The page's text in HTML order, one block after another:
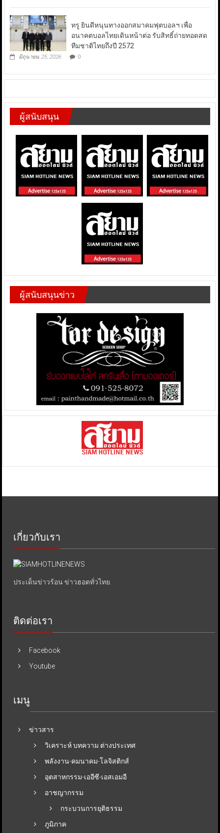
ทรู ยินดีหนุนทางออกสมาคมฟุตบอลฯ เพื่อ
อนาคตบอลไทยเดินหน้าต่อ รับสิทธิ์ถ่ายทอดสด
ทีมชาติไทยถึงปี 2572
มิถุนายน 25, 2026 0
ผู้สนับสนุน
ผู้สนับสนุนข่าว
เกี่ยวกับเรา
ประเด็นข่าวร้อน ข่าวฮอตทั่วไทย.
ติดต่อเรา
Facebook
Youtube
เมนู
ข่าวสาร
วิเคราะห์ บทความ ต่างประเทศ
พลังงาน-คมนาคม-โลจิสติกส์
อุตสาหกรรม-เออีซี-เอสเอมอี
อาชญากรรม
กระบวนการยุติธรรม
ภูมิภาค